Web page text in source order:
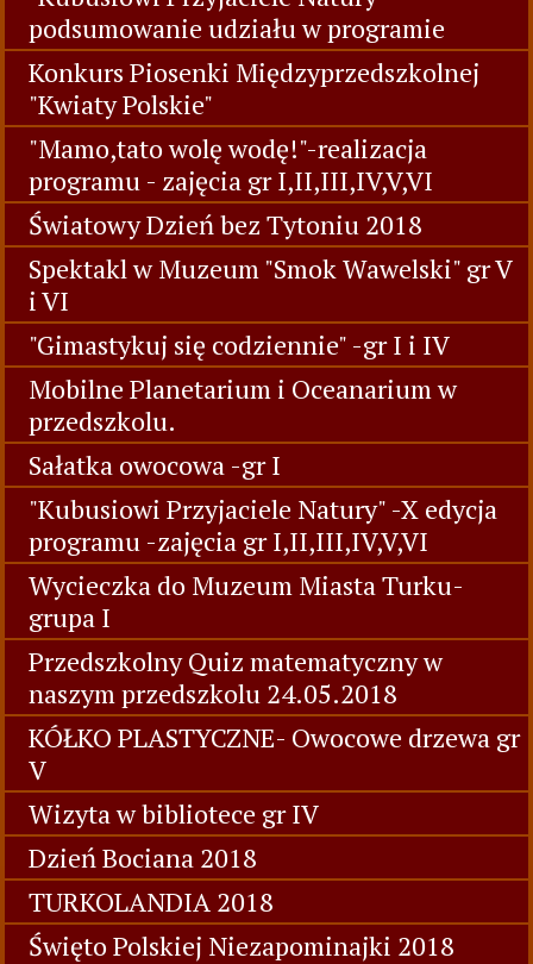
podsumowanie udziału w programie
Konkurs Piosenki Międzyprzedszkolnej
"Kwiaty Polskie"
"Mamo,tato wolę wodę!"-realizacja
programu - zajęcia gr I,II,III,IV,V,VI
Światowy Dzień bez Tytoniu 2018
Spektakl w Muzeum "Smok Wawelski" gr V
i VI
"Gimastykuj się codziennie" -gr I i IV
Mobilne Planetarium i Oceanarium w
przedszkolu.
Sałatka owocowa -gr I
"Kubusiowi Przyjaciele Natury" -X edycja
programu -zajęcia gr I,II,III,IV,V,VI
Wycieczka do Muzeum Miasta Turku-
grupa I
Przedszkolny Quiz matematyczny w
naszym przedszkolu 24.05.2018
KÓŁKO PLASTYCZNE- Owocowe drzewa gr
V
Wizyta w bibliotece gr IV
Dzień Bociana 2018
TURKOLANDIA 2018
Święto Polskiej Niezapominajki 2018